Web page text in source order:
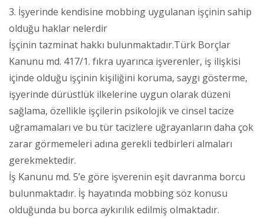
3. İşyerinde kendisine mobbing uygulanan işçinin sahip
olduğu haklar nelerdir
İşçinin tazminat hakkı bulunmaktadır.Türk Borçlar
Kanunu md. 417/1. fıkra uyarınca işverenler, iş ilişkisi
içinde olduğu işçinin kişiliğini koruma, saygı gösterme,
işyerinde dürüstlük ilkelerine uygun olarak düzeni
sağlama, özellikle işçilerin psikolojik ve cinsel tacize
uğramamaları ve bu tür tacizlere uğrayanların daha çok
zarar görmemeleri adına gerekli tedbirleri almaları
gerekmektedir.
İş Kanunu md. 5’e göre işverenin eşit davranma borcu
bulunmaktadır. İş hayatında mobbing söz konusu
olduğunda bu borca aykırılık edilmiş olmaktadır.